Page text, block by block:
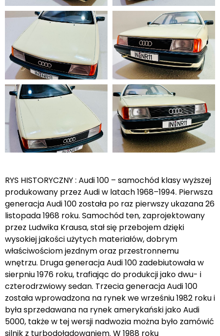
RYS HISTORYCZNY : Audi 100 – samochód klasy wyższej
produkowany przez Audi w latach 1968–1994. Pierwsza
generacja Audi 100 została po raz pierwszy ukazana 26
listopada 1968 roku. Samochód ten, zaprojektowany
przez Ludwika Krausa, stał się przebojem dzięki
wysokiej jakości użytych materiałów, dobrym
właściwościom jezdnym oraz przestronnemu
wnętrzu. Druga generacja Audi 100 zadebiutowała w
sierpniu 1976 roku, trafiając do produkcji jako dwu- i
czterodrzwiowy sedan. Trzecia generacja Audi 100
została wprowadzona na rynek we wrześniu 1982 roku i
była sprzedawana na rynek amerykański jako Audi
5000, także w tej wersji nadwozia można było zamówić
silnik z turbodoładowaniem. W 1988 roku